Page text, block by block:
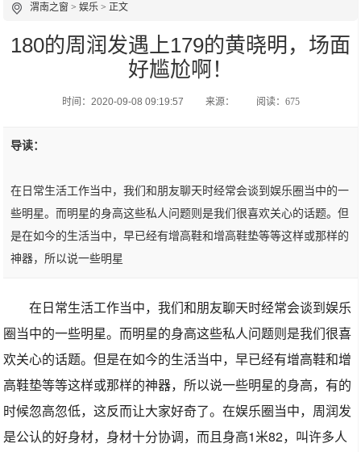
渭南之窗 >娱乐 > 正文
180的周润发遇上179的黄晓明，场面
好尴尬啊！
时间：2020-09-08 09:19:57 来源： 阅读：675
导读：
在日常生活工作当中，我们和朋友聊天时经常会谈到娱乐圈当中的一
些明星。而明星的身高这些私人问题则是我们很喜欢关心的话题。但
是在如今的生活当中，早已经有增高鞋和增高鞋垫等等这样或那样的
神器，所以说一些明星
在日常生活工作当中，我们和朋友聊天时经常会谈到娱乐
圈当中的一些明星。而明星的身高这些私人问题则是我们很喜
欢关心的话题。但是在如今的生活当中，早已经有增高鞋和增
高鞋垫等等这样或那样的神器，所以说一些明星的身高，有的
时候忽高忽低，这反而让大家好奇了。在娱乐圈当中，周润发
是公认的好身材，身材十分协调，而且身高1米82，叫许多人